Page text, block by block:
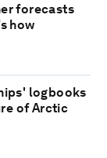
forecasts
how
logbooks
of Arctic